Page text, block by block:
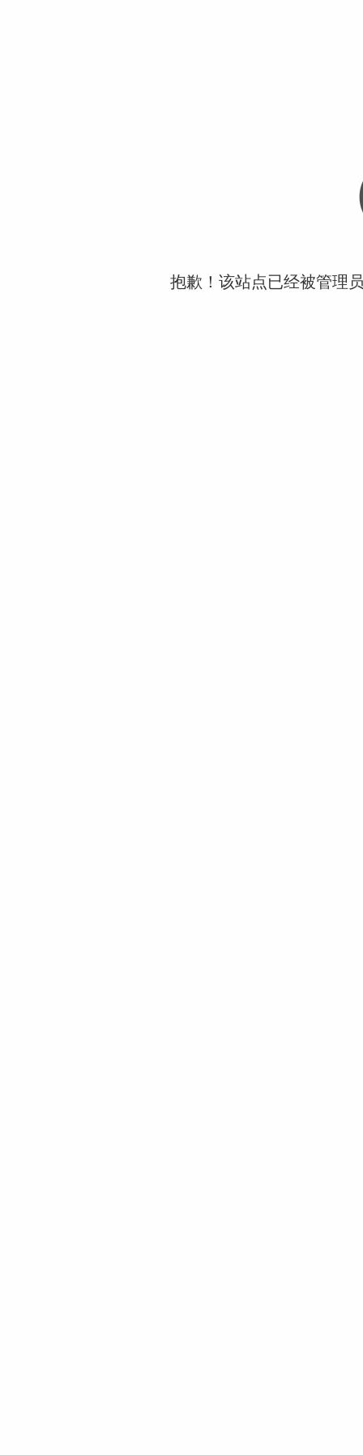
抱歉！该站点已经被管理